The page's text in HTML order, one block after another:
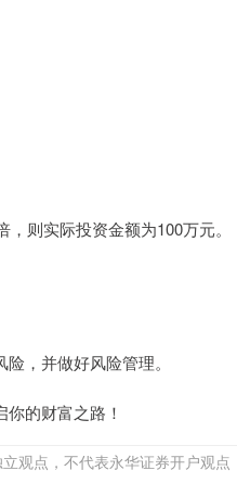
则实际投资金额为100万元。
，并做好风险管理。
的财富之路！
观点，不代表永华证券开户观点